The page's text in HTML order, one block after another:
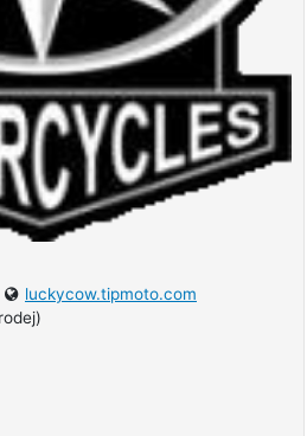
luckycow.tipmoto.com